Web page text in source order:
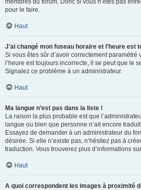
membres du forum. Donc si vous n’êtes pas
pour le faire.
Haut
J’ai changé mon fuseau horaire et l’heure est
Si vous êtes sûr d’avoir correctement paramétré
l’heure est toujours incorrecte, il se peut que le
Signalez ce problème à un administrateur.
Haut
Ma langue n’est pas dans la liste !
La raison la plus probable est que
langue ou bien que personne n’ait encore
Essayez de demander à un administrateur du
désirée. Si elle n’existe pas, n’hésitez pas à
traduction. Vous trouverez plus d’informations
Haut
A quoi correspondent les images à proximité